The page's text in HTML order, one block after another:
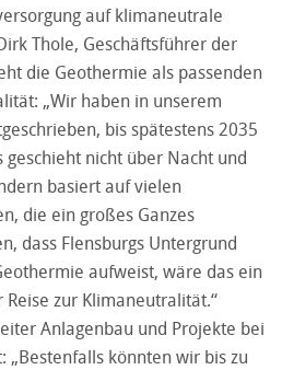
auf klimaneutrale
Thole, Geschäftsführer der
die Geothermie als passenden
„Wir haben in unserem
bis spätestens 2035
nicht über Nacht und
basiert auf vielen
die ein großes Ganzes
dass Flensburgs Untergrund
aufweist, wäre das ein
zur Klimaneutralität.“
Anlagenbau und Projekte bei
„Bestenfalls könnten wir bis zu